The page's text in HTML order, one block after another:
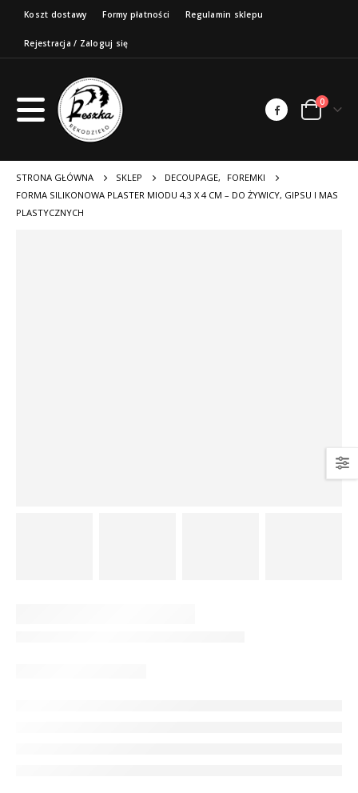
Koszt dostawy Formy płatności Regulamin sklepu
Rejestracja / Zaloguj się
0
STRONA GŁÓWNA SKLEP DECOUPAGE,
FOREMKI
FORMA SILIKONOWA PLASTER MIODU 4,3 X 4 CM – DO ŻYWICY, GIPSU I MAS
PLASTYCZNYCH